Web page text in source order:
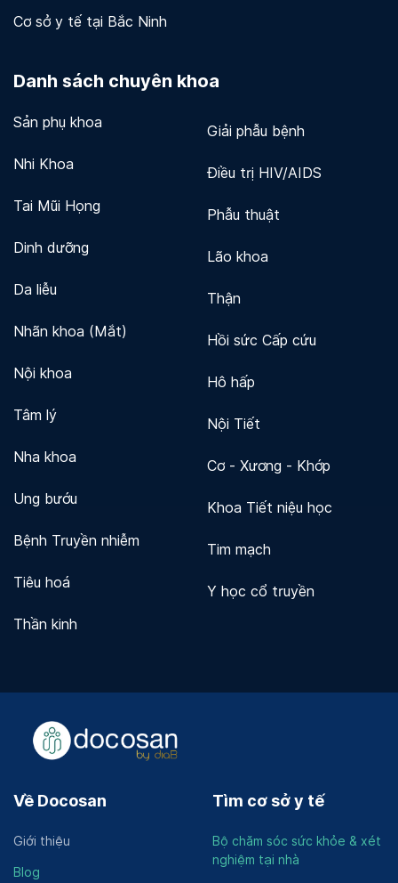
Cơ sở y tế tại Bắc Ninh
Danh sách chuyên khoa
Sản phụ khoa
Nhi Khoa
Tai Mũi Họng
Dinh dưỡng
Da liễu
Nhãn khoa (Mắt)
Nội khoa
Tâm lý
Nha khoa
Ung bướu
Bệnh Truyền nhiễm
Tiêu hoá
Thần kinh
Giải phẫu bệnh
Điều trị HIV/AIDS
Phẫu thuật
Lão khoa
Thận
Hồi sức Cấp cứu
Hô hấp
Nội Tiết
Cơ - Xương - Khớp
Khoa Tiết niệu học
Tim mạch
Y học cổ truyền
Về Docosan
Giới thiệu
Blog
Tìm cơ sở y tế
Bộ chăm sóc sức khỏe & xét
nghiệm tại nhà